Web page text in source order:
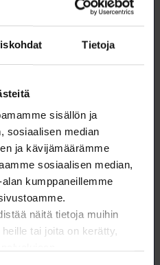
Tietoja
sisällön ja
sosiaalisen median
ja kävijämäärämme
sosiaalisen median,
kumppaneillemme
näitä tietoja muihin
tai joita on kerätty,
ovat Loimun
päättyvät